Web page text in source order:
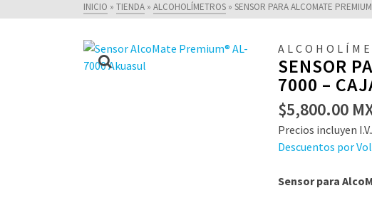
INICIO » TIENDA » ALCOHOLÍMETROS » SENSOR PARA ALCOMATE
SENSOR
7000 –
$5,800.00
Precios incluyen
Descuentos por
Sensor para